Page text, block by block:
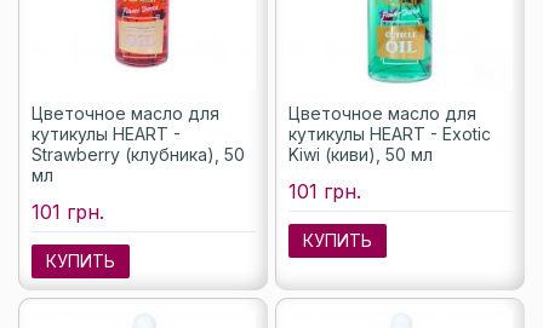
Цветочное масло для
кутикулы HEART -
Strawberry (клубника), 50
мл
101 грн.
КУПИТЬ
Цветочное масло для
кутикулы HEART - Exotic
Kiwi (киви), 50 мл
101 грн.
КУПИТЬ